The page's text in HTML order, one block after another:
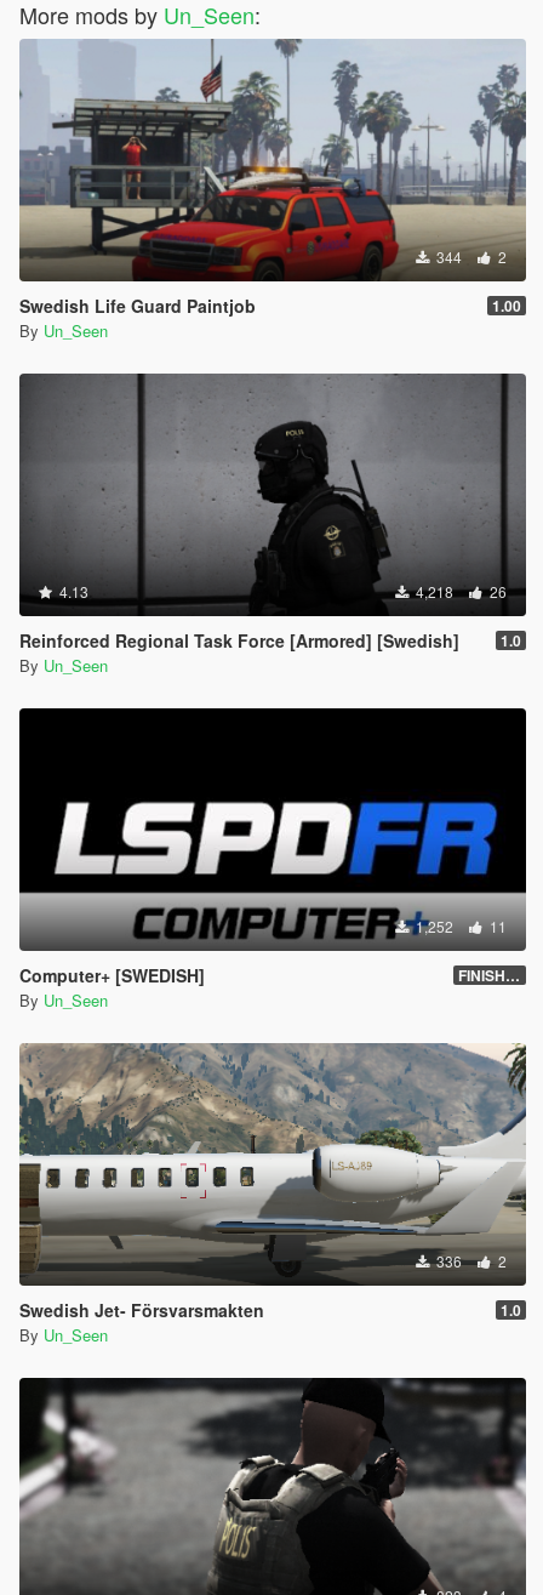
More mods by Un_Seen:
344 2
Swedish Life Guard Paintjob 1.00
By Un_Seen
4.13 4,218 26
Reinforced Regional Task Force [Armored] [Swedish] 1.0
By Un_Seen
1,252 11
Computer+ [SWEDISH] FINISHED
By Un_Seen
336 2
Swedish Jet- Försvarsmakten 1.0
By Un_Seen